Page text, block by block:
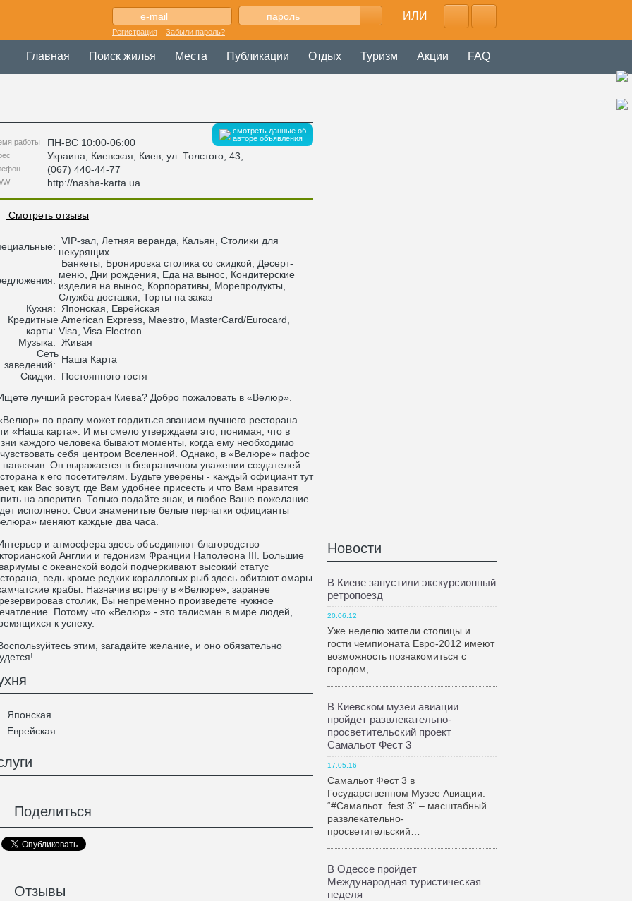
ИЛИ
Регистрация Забыли пароль?
Главная Поиск жилья Места Публикации Отдых Туризм Акции FAQ
смотреть данные об
авторе объявления
работы ПН-ВС 10:00-06:00
Украина Киевская , Киев, ул. Толстого, 43
(067) 440-44-77
http://nasha-karta.ua
Смотреть отзывы
VIP-зал, Летняя веранда, Кальян, Столики для
некурящих
Банкеты, Бронировка столика со скидкой, Десерт-
меню, Дни рождения, Еда на вынос, Кондитерские
изделия на вынос, Корпоративы, Морепродукты,
Служба доставки, Торты на заказ
Кухня:
Японская, Еврейская
Кредитные
карты:
American Express, Maestro, MasterCard/Eurocard,
Visa, Visa Electron
Музыка: Живая
Сеть
заведений:
Наша Карта
Скидки:
Постоянного гостя
лучший ресторан Киева? Добро пожаловать в «Велюр».
по праву может гордиться званием лучшего ресторана
«Наша карта». И мы смело утверждаем это, понимая, что в
каждого человека бывают моменты, когда ему необходимо
себя центром Вселенной. Однако, в «Велюре» пафос
навязчив. Он выражается в безграничном уважении создателей
к его посетителям. Будьте уверены - каждый официант тут
как Вас зовут, где Вам удобнее присесть и что Вам нравится
на аперитив. Только подайте знак, и любое Ваше пожелание
исполнено. Свои знаменитые белые перчатки официанты
меняют каждые два часа.
и атмосфера здесь объединяют благородство
Англии и гедонизм Франции Наполеона III. Большие
с океанской водой подчеркивают высокий статус
ведь кроме редких коралловых рыб здесь обитают омары
крабы. Назначив встречу в «Велюре», заранее
столик, Вы непременно произведете нужное
Потому что «Велюр» - это талисман в мире людей,
к успеху.
этим, загадайте желание, и оно обязательно
Японская
Еврейская
Поделиться
Отзывы
Новости
В Киеве запустили экскурсионный
ретропоезд
20.06.12
Уже неделю жители столицы и
гости чемпионата Евро-2012 имеют
возможность познакомиться с
городом,…
В Киевском музеи авиации
пройдет развлекательно-
просветительский проект
Самальот Фест 3
17.05.16
Самальот Фест 3 в
Государственном Музее Авиации.
“#Самальот_fest 3” – масштабный
развлекательно-
просветительский…
В Одессе пройдет
Международная туристическая
неделя